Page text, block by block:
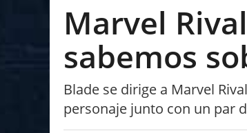
Marvel
sabemos
Blade se dirige a Marvel
personaje junto con un par